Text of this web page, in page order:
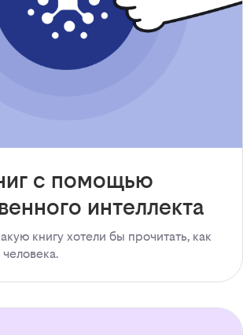
с помощью
интеллекта
книгу хотели бы прочитать, как